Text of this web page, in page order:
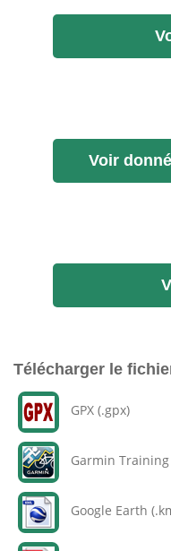
Voir
Télécharger le
GPX (.gpx)
Garmin
Google Earth